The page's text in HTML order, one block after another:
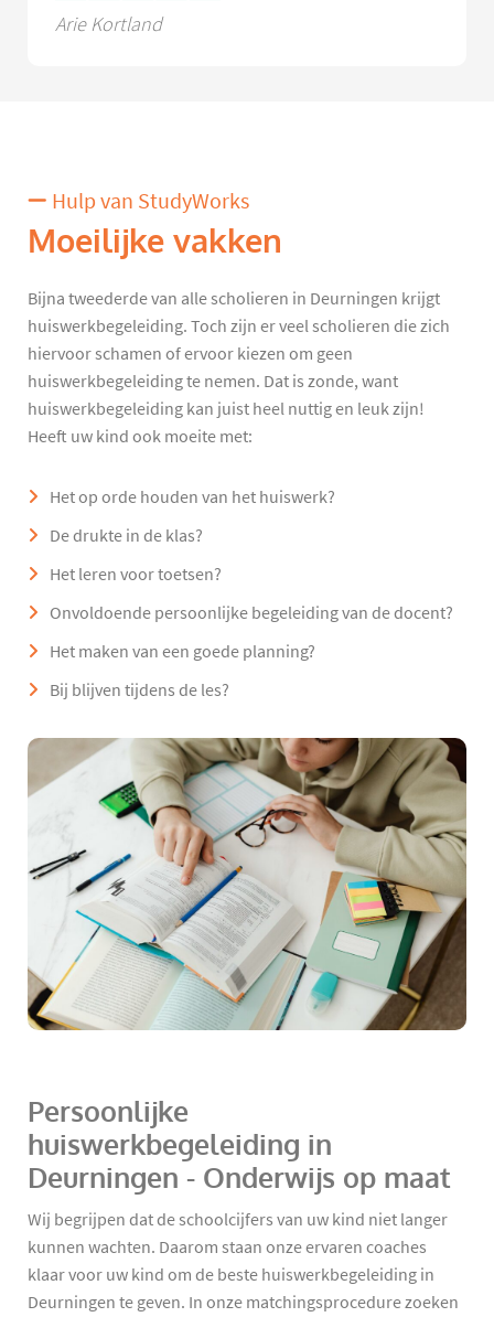
Arie Kortland
Hulp van StudyWorks
Moeilijke vakken
Bijna tweederde van alle scholieren in Deurningen krijgt
huiswerkbegeleiding. Toch zijn er veel scholieren die zich
hiervoor schamen of ervoor kiezen om geen
huiswerkbegeleiding te nemen. Dat is zonde, want
huiswerkbegeleiding kan juist heel nuttig en leuk zijn!
Heeft uw kind ook moeite met:
Het op orde houden van het huiswerk?
De drukte in de klas?
Het leren voor toetsen?
Onvoldoende persoonlijke begeleiding van de docent?
Het maken van een goede planning?
Bij blijven tijdens de les?
Persoonlijke
huiswerkbegeleiding in
Deurningen - Onderwijs op maat
Wij begrijpen dat de schoolcijfers van uw kind niet langer
kunnen wachten. Daarom staan onze ervaren coaches
klaar voor uw kind om de beste huiswerkbegeleiding in
Deurningen te geven. In onze matchingsprocedure zoeken